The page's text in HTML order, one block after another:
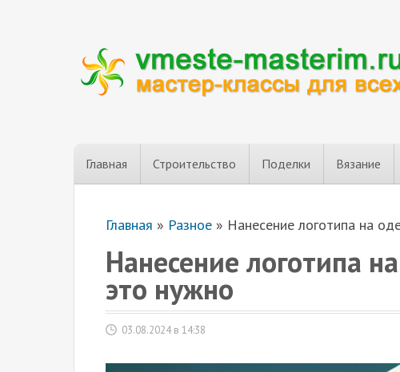
Главная Строительство Поделки Вязание
Главная » Разное » Нанесение логотипа на
Нанесение логотипа
это нужно
03.08.2024 в 14:38